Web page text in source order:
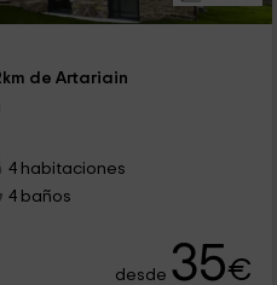
de Artariain
4 habitaciones
4 baños
desde 35€